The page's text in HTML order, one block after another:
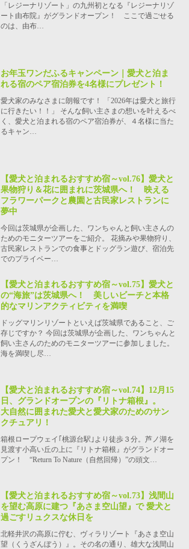
「レジーナリゾート」の九州初となる『レジーナリゾ
ート由布院』がグランドオープン！ ここで過ごせる
のは、由布…
お年玉ワンだふるキャンペーン｜愛犬と泊ま
れる宿のペア宿泊券を4名様にプレゼント！
愛犬家のみなさまに朗報です！ 「2026年は愛犬と旅行
に行きたい！！」 そんな飼い主さまの想いを叶えるべ
く、愛犬と泊まれる宿のペア宿泊券が、４名様に当た
るキャン…
【愛犬と泊まれるおすすめ宿～vol.76】愛犬と
果物狩り＆花に囲まれに茨城県へ！ 映える
フラワーパークと農園と古民家レストランに
夢中
今回は茨城県が企画した、ワンちゃんと飼い主さんの
ためのモニターツアーをご紹介。 花摘みや果物狩り、
古民家レストランでの食事とドッグラン遊び、宿泊先
でのプライベー…
【愛犬と泊まれるおすすめ宿～vol.75】愛犬と
の“海旅”は茨城県へ！ 美しいビーチと本格
的なマリンアクティビティを満喫
ドッグマリンリゾートといえば茨城県であること、ご
存じですか？ 今回は茨城県が企画した、ワンちゃんと
飼い主さんのためのモニターツアーに参加しました。
海を満喫し尽…
【愛犬と泊まれるおすすめ宿～vol.74】12月15
日、グランドオープンの『リトナ箱根』。
大自然に囲まれた愛犬と愛犬家のためのサン
クチュアリ！
箱根ロープウェイ｢桃源台駅｣より徒歩３分。芦ノ湖を
見渡す小高い丘の上に『リトナ箱根』がグランドオー
プン！ “Return To Nature（自然回帰）”の頭文…
【愛犬と泊まれるおすすめ宿～vol.73】浅間山
を望む高原に建つ『あさま空山望』で 愛犬と
過ごすリュクスな休日を
北軽井沢の高原に佇む、ヴィラリゾート『あさま空山
望（くうざんぼう）』。その名の通り、雄大な浅間山